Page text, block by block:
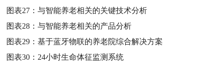
图表27：与智能养老相关的关键技术分析
图表28：与智能养老相关的产品分析
图表29：基于蓝牙物联的养老院综合解决方案
图表30： 24小时生命体征监测系统